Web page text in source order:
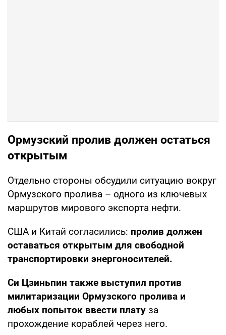
Ормузский пролив должен остаться
открытым
Отдельно стороны обсудили ситуацию вокруг
Ормузского пролива – одного из ключевых
маршрутов мирового экспорта нефти.
США и Китай согласились: пролив должен
оставаться открытым для свободной
транспортировки энергоносителей.
Си Цзиньпин также выступил против
милитаризации Ормузского пролива и
любых попыток ввести плату за
прохождение кораблей через него.